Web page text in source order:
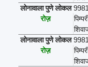
लोनावाला पुणे लोकल
रोज़
लोनावाला पुणे लोकल
रोज़